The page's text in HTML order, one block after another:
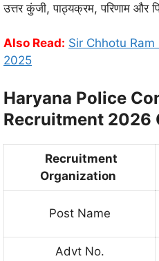
उत्तर कुंजी, पाठ्यक्रम, परिणाम और
Also Read: Sir Chhotu
2025
Haryana Police
Recruitment 2026
Recruitment
Organization
Post Name
Advt No.